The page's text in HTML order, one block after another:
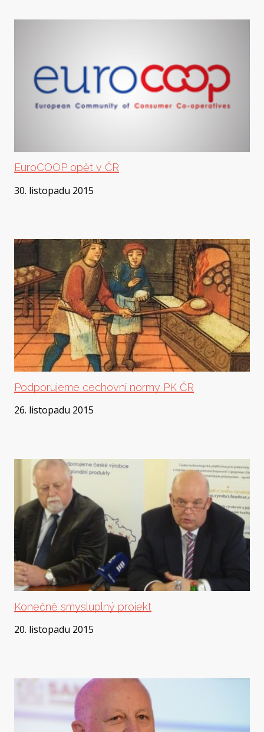
EuroCOOP opět v ČR
30. listopadu 2015
Podporujeme cechovní normy PK ČR
26. listopadu 2015
Konečně smysluplný projekt
20. listopadu 2015